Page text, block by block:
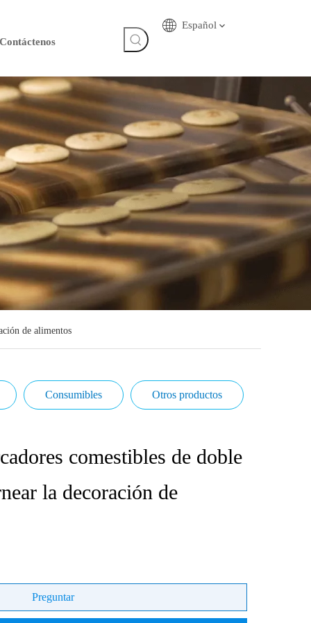
Contáctenos
Español
de alimentos
Consumibles Otros productos
comestibles de doble
la decoración de
Preguntar